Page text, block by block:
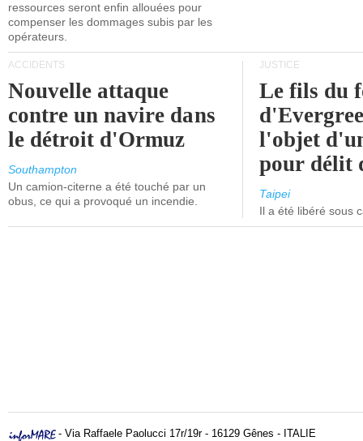
ressources seront enfin allouées pour
compenser les dommages subis par les
opérateurs.
ACCIDENTS
Nouvelle attaque
contre un navire dans
le détroit d'Ormuz
Southampton
Un camion-citerne a été touché par un
obus, ce qui a provoqué un incendie.
JUSTICE
Le fils du
l'objet
pour délit
Taipei
Il a été libéré sous
- Via Raffaele Paolucci 17r/19r - 16129 Gênes - ITALIE